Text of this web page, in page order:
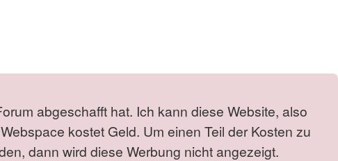
abgeschafft hat. Ich kann diese Website, also
kostet Geld. Um einen Teil der Kosten zu
dann wird diese Werbung nicht angezeigt.